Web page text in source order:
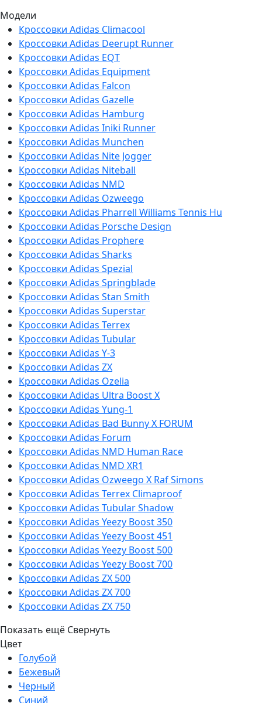
Модели
Кроссовки Adidas Climacool
Кроссовки Adidas Deerupt Runner
Кроссовки Adidas EQT
Кроссовки Adidas Equipment
Кроссовки Adidas Falcon
Кроссовки Adidas Gazelle
Кроссовки Adidas Hamburg
Кроссовки Adidas Iniki Runner
Кроссовки Adidas Munchen
Кроссовки Adidas Nite Jogger
Кроссовки Adidas Niteball
Кроссовки Adidas NMD
Кроссовки Adidas Ozweego
Кроссовки Adidas Pharrell Williams Tennis Hu
Кроссовки Adidas Porsche Design
Кроссовки Adidas Prophere
Кроссовки Adidas Sharks
Кроссовки Adidas Spezial
Кроссовки Adidas Springblade
Кроссовки Adidas Stan Smith
Кроссовки Adidas Superstar
Кроссовки Adidas Terrex
Кроссовки Adidas Tubular
Кроссовки Adidas Y-3
Кроссовки Adidas ZX
Кроссовки Adidas Ozelia
Кроссовки Adidas Ultra Boost X
Кроссовки Adidas Yung-1
Кроссовки Adidas Bad Bunny X FORUM
Кроссовки Adidas Forum
Кроссовки Adidas NMD Human Race
Кроссовки Adidas NMD XR1
Кроссовки Adidas Ozweego Х Raf Simons
Кроссовки Adidas Terrex Climaproof
Кроссовки Adidas Tubular Shadow
Кроссовки Adidas Yeezy Boost 350
Кроссовки Adidas Yeezy Boost 451
Кроссовки Adidas Yeezy Boost 500
Кроссовки Adidas Yeezy Boost 700
Кроссовки Adidas ZX 500
Кроссовки Adidas ZX 700
Кроссовки Adidas ZX 750
Показать ещё Свернуть
Цвет
Голубой
Бежевый
Черный
Синий